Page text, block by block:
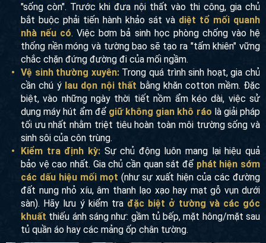
"sống còn". Trước khi đưa nội thất vào thi công, gia chủ
bắt buộc phải tiến hành khảo sát và diệt tổ mối quanh
nhà nếu có. Việc bơm bả sinh học phòng chống vào hệ
thống nền móng và tường bao sẽ tạo ra "tấm khiên" vững
chắc chặn đứng đường đi của mối ngầm.
Vệ sinh thường xuyên:Trong quá trình sinh hoạt, gia chủ
cần chú ý lau dọn nội thất bằng khăn cotton mềm. Đặc
biệt, vào những ngày thời tiết nồm ẩm kéo dài, việc sử
dụng máy hút ẩm để giữ không gian khô ráo là giải pháp
tối ưu nhất nhằm triệt tiêu hoàn toàn môi trường sống và
sinh sôi của côn trùng.
Kiểm tra định kỳ:Sự chủ động luôn mang lại hiệu quả
bảo vệ cao nhất. Gia chủ cần quan sát để phát hiện sớm
các dấu hiệu mối mọt (như sự xuất hiện của các đường
đất nung nhỏ xíu, âm thanh lạo xạo hay mạt gỗ vụn dưới
sàn). Hãy lưu ý kiểm tra đặc biệt ở tường và các góc
khuất thiếu ánh sáng như: gầm tủ bếp, mặt hông/mặt sau
tủ quần áo hay các mảng ốp chân tường.